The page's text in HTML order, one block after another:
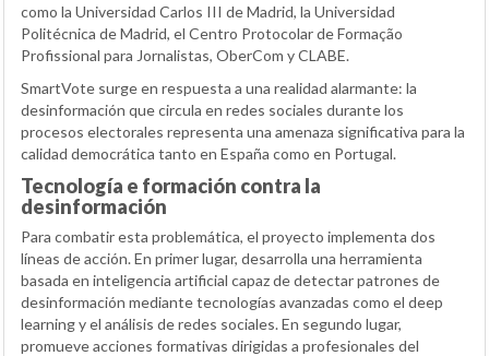
como la Universidad Carlos III de Madrid, la Universidad
Politécnica de Madrid, el Centro Protocolar de Formação
Profissional para Jornalistas, OberCom y CLABE.
SmartVote surge en respuesta a una realidad alarmante: la
desinformación que circula en redes sociales durante los
procesos electorales representa una amenaza significativa para la
calidad democrática tanto en España como en Portugal.
Tecnología e formación contra la
desinformación
Para combatir esta problemática, el proyecto implementa dos
líneas de acción. En primer lugar, desarrolla una herramienta
basada en inteligencia artificial capaz de detectar patrones de
desinformación mediante tecnologías avanzadas como el deep
learning y el análisis de redes sociales. En segundo lugar,
promueve acciones formativas dirigidas a profesionales del